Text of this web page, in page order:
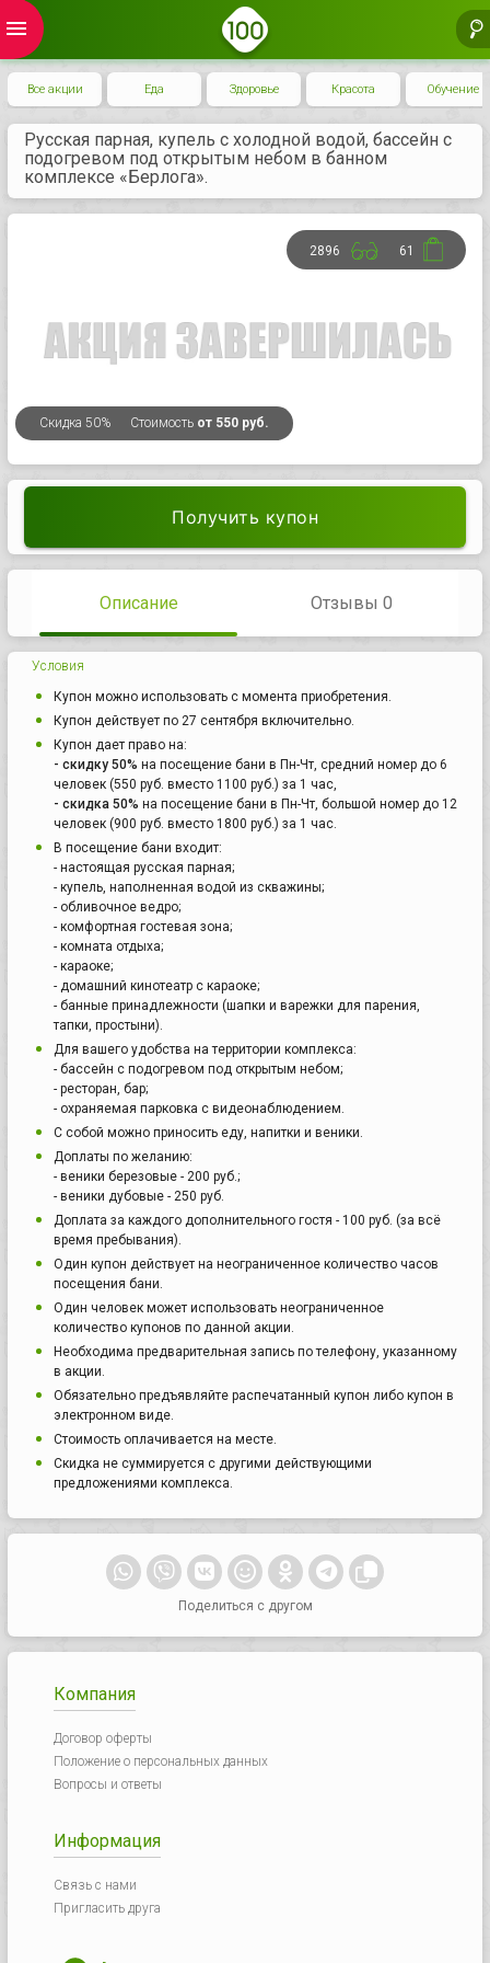
menu
Все акции Еда Здоровье Красота Обучение
Русская парная, купель с холодной водой, бассейн с
подогревом под открытым небом в банном
комплексе «Берлога».
Скидка 50% Стоимость от 550 руб.
2896 61
Получить купон
Описание Отзывы 0
Условия
Купон можно использовать с момента приобретения.
Купон действует по 27 сентября включительно.
Купон дает право на:
- скидку 50% на посещение бани в Пн-Чт, средний номер до 6
человек (550 руб. вместо 1100 руб.) за 1 час,
- скидка 50% на посещение бани в Пн-Чт, большой номер до 12
человек (900 руб. вместо 1800 руб.) за 1 час.
В посещение бани входит:
- настоящая русская парная;
- купель, наполненная водой из скважины;
- обливочное ведро;
- комфортная гостевая зона;
- комната отдыха;
- караоке;
- домашний кинотеатр с караоке;
- банные принадлежности (шапки и варежки для парения,
тапки, простыни).
Для вашего удобства на территории комплекса:
- бассейн с подогревом под открытым небом;
- ресторан, бар;
- охраняемая парковка с видеонаблюдением.
С собой можно приносить еду, напитки и веники.
Доплаты по желанию:
- веники березовые - 200 руб.;
- веники дубовые - 250 руб.
Доплата за каждого дополнительного гостя - 100 руб. (за всё
время пребывания).
Один купон действует на неограниченное количество часов
посещения бани.
Один человек может использовать неограниченное
количество купонов по данной акции.
Необходима предварительная запись по телефону, указанному
в акции.
Обязательно предъявляйте распечатанный купон либо купон в
электронном виде.
Стоимость оплачивается на месте.
Скидка не суммируется с другими действующими
предложениями комплекса.
Поделиться с другом
Компания
Договор оферты
Положение о персональных данных
Вопросы и ответы
Информация
Связь с нами
Пригласить друга